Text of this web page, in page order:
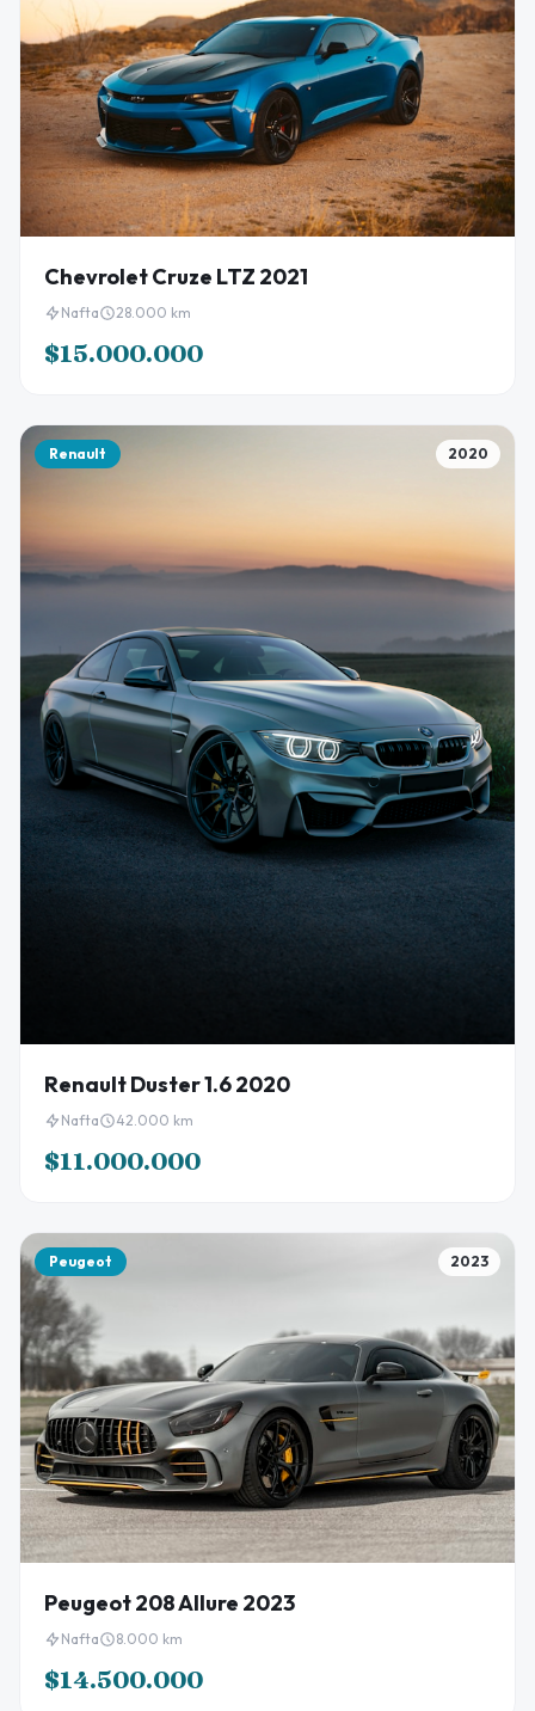
Chevrolet Cruze LTZ 2021
Nafta 28.000 km
$15.000.000
Renault 2020
Renault Duster 1.6 2020
Nafta 42.000 km
$11.000.000
Peugeot 2023
Peugeot 208 Allure 2023
Nafta 8.000 km
$14.500.000